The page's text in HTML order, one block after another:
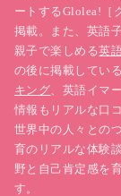
ートするGlolea!［
掲載。また、英語
親子で楽しめる英
の後に掲載してい
キング、英語イマ
情報もリアルな口
世界中の人々との
育のリアルな体験
野と自己肯定感を
す。